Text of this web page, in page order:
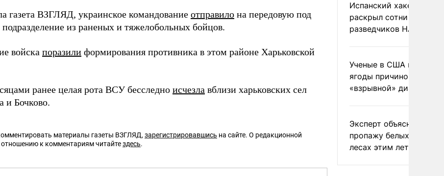
газета ВЗГЛЯД, украинское командование отправило на передовую под
из раненых и тяжелобольных бойцов.
войска поразили формирования противника в этом районе Харьковской
ранее целая рота ВСУ бесследно исчезла вблизи харьковских сел
и Бочково.
материалы газеты ВЗГЛЯД, зарегистрировавшись на сайте. О редакционной
отношению к комментариям читайтездесь.
Испанский хакер Хиль
раскрыл сотни
разведчиков НАТО и
Ученые в США назвали
ягоды причиной
«взрывной» диареи
Эксперт объяснил
пропажу белых грибов
лесах этим летом